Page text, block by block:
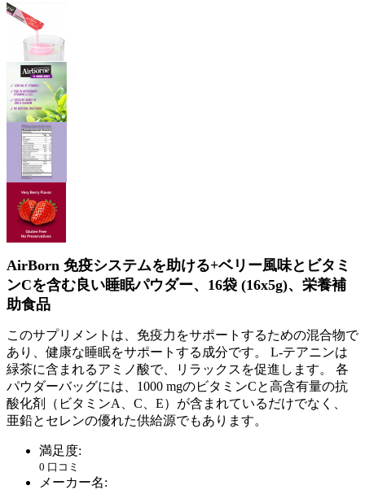
AirBorn 免疫システムを助ける+ベリー風味とビタミ
ンCを含む良い睡眠パウダー、16袋 (16х5g)、栄養補
助食品
このサプリメントは、免疫力をサポートするための混合物で
あり、健康な睡眠をサポートする成分です。 L-テアニンは
緑茶に含まれるアミノ酸で、リラックスを促進します。 各
パウダーバッグには、1000 mgのビタミンCと高含有量の抗
酸化剤（ビタミンA、C、E）が含まれているだけでなく、
亜鉛とセレンの優れた供給源でもあります。
満足度:
0 口コミ
メーカー名: